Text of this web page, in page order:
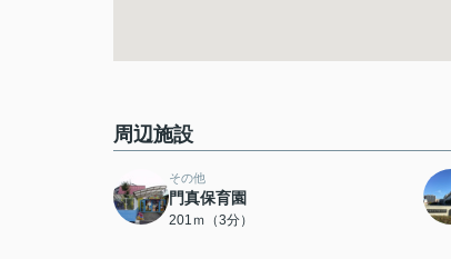
周辺施設
その他
門真保育園
201ｍ（3分）